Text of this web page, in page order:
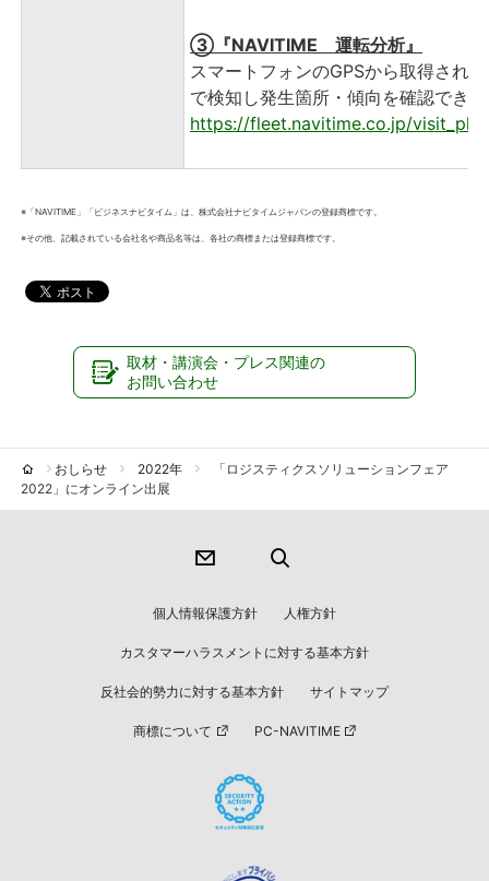
③『NAVITIME 運転分析』
スマートフォンのGPSから取得され
で検知し発生箇所・傾向を確認でき
https://fleet.navitime.co.jp/
※「NAVITIME」「ビジネスナビタイム」は、株式会社ナビタイムジャパンの登録商標です。
※その他、記載されている会社名や商品名等は、各社の商標または登録商標です。
取材・講演会・プレス関連の
お問い合わせ
おしらせ 2022年
「ロジスティクスソリューションフェア
2022」にオンライン出展
個人情報保護方針 人権方針
カスタマーハラスメントに対する基本方針
反社会的勢力に対する基本方針 サイトマップ
商標について PC-NAVITIME